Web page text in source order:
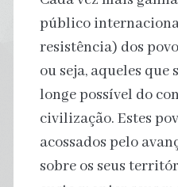
por
ano
público
resistência) dos
ou seja, aqueles que
longe possível do
civilização. Estes
acossados pelo
sobre os seus